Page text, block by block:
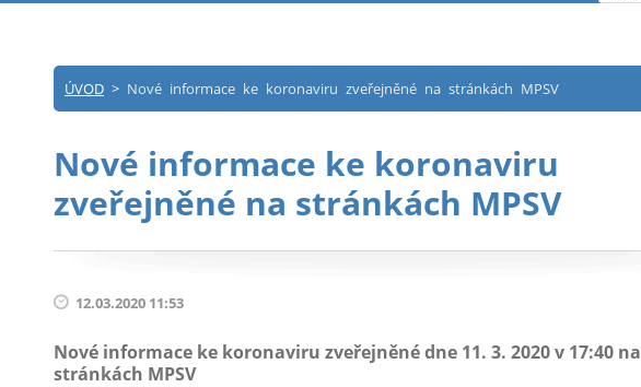
ÚVOD > Nové informace ke koronaviru zveřejněné na stránkách MPSV
Nové informace ke koronaviru
zveřejněné na stránkách MPSV
12.03.2020 11:53
Nové informace ke koronaviru zveřejněné dne 11. 3. 2020 v 17:40 na
stránkách MPSV